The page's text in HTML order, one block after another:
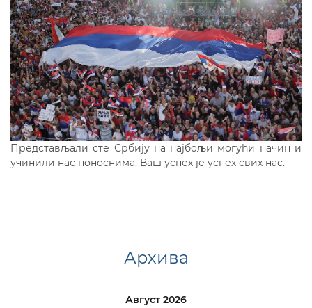
Представљали сте Србију на најбољи могући начин и
учинили нас поноснима. Ваш успех је успех свих нас.
Архива
Август 2026